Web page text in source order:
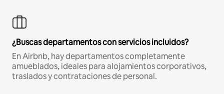
¿Buscas departamentos con servicios incluidos?
En Airbnb, hay departamentos completamente
amueblados, ideales para alojamientos corporativos,
traslados y contrataciones de personal.